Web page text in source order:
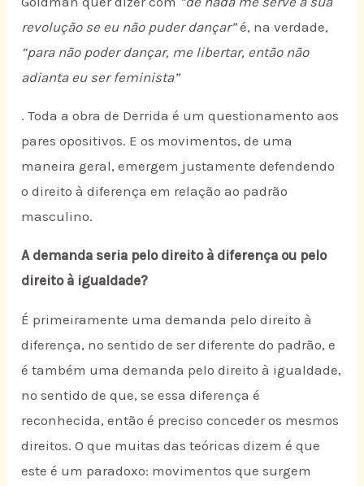
revolução se eu não puder dançar”é, na verdade,
“para não poder dançar, me libertar, então não
adianta eu ser feminista”
. Toda a obra de Derrida é um questionamento aos
pares opositivos. E os movimentos, de uma
maneira geral, emergem justamente defendendo
o direito à diferença em relação ao padrão
masculino.
A demanda seria pelo direito à diferença ou pelo
direito à igualdade?
É primeiramente uma demanda pelo direito à
diferença, no sentido de ser diferente do padrão, e
é também uma demanda pelo direito à igualdade,
no sentido de que, se essa diferença é
reconhecida, então é preciso conceder os mesmos
direitos. O que muitas das teóricas dizem é que
este é um paradoxo: movimentos que surgem